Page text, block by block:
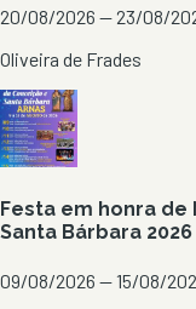
20/08/2026 — 23/08/
Oliveira de Frades
Festa em honra de
Santa Bárbara
09/08/2026 — 15/08/